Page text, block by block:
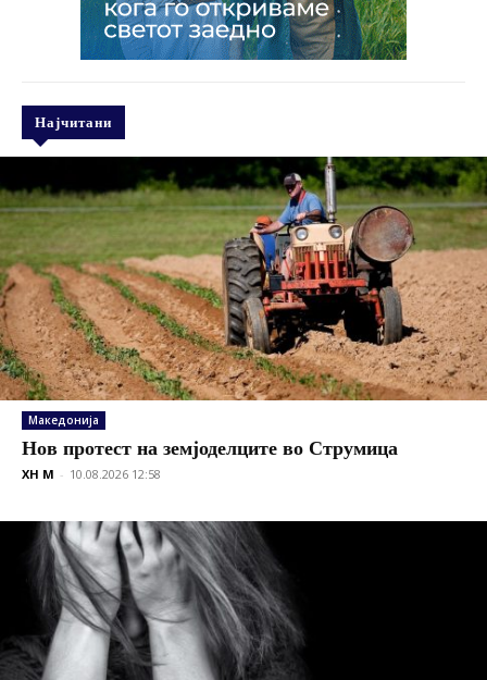
Најчитани
Македонија
Нов протест на земјоделците во Струмица
XH M - 10.08.2026 12:58